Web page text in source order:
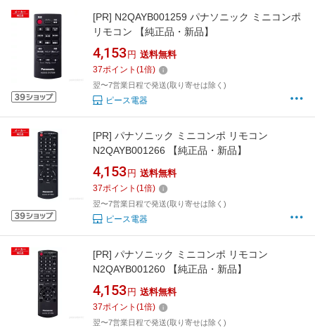
[PR] N2QAYB001259 パナソニック ミニコンポ
リモコン 【純正品・新品】
4,153 円 送料無料
37ポイント (1倍)
翌〜7営業日程で発送(取り寄せは除く)
ピース電器
[PR] パナソニック ミニコンポ リモコン
N2QAYB001266 【純正品・新品】
4,153 円 送料無料
37ポイント (1倍)
翌〜7営業日程で発送(取り寄せは除く)
ピース電器
[PR] パナソニック ミニコンポ リモコン
N2QAYB001260 【純正品・新品】
4,153 円 送料無料
37ポイント (1倍)
翌〜7営業日程で発送(取り寄せは除く)